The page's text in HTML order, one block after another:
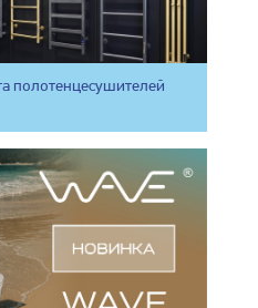
полотенцесушителей